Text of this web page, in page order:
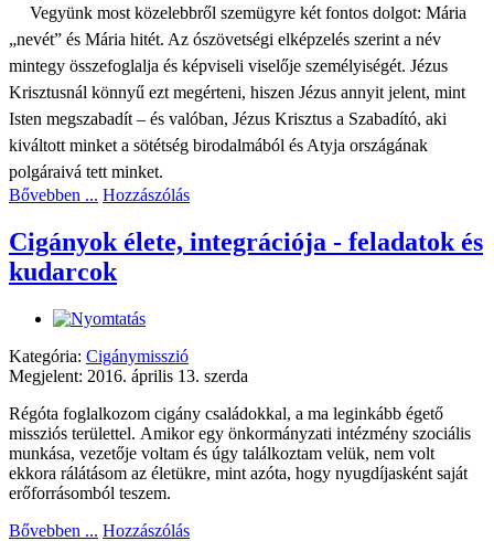
Vegyünk most közelebbről szemügyre két fontos dolgot: Mária
„nevét” és Mária hitét. Az ószövetségi elképzelés szerint a név
mintegy összefoglalja és képviseli viselője személyiségét. Jézus
Krisztusnál könnyű ezt megérteni, hiszen Jézus annyit jelent, mint
Isten megszabadít – és valóban, Jézus Krisztus a Szabadító, aki
kiváltott minket a sötétség birodalmából és Atyja országának
polgáraivá tett minket.
Bővebben ... Hozzászólás
Cigányok élete, integrációja - feladatok és
kudarcok
Kategória: Cigánymisszió
Megjelent: 2016. április 13. szerda
Régóta foglalkozom cigány családokkal, a ma leginkább égető
missziós területtel. Amikor egy önkormányzati intézmény szociális
munkása, vezetője voltam és úgy találkoztam velük, nem volt
ekkora rálátásom az életükre, mint azóta, hogy nyugdíjasként saját
erőforrásomból teszem.
Bővebben ... Hozzászólás